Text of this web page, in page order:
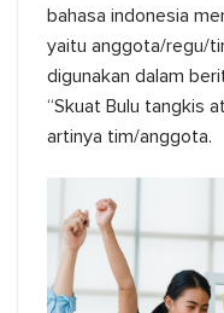
bahasa indonesia
yaitu anggota/regu/
digunakan dalam
“Skuat Bulu tangkis
artinya tim/anggota.